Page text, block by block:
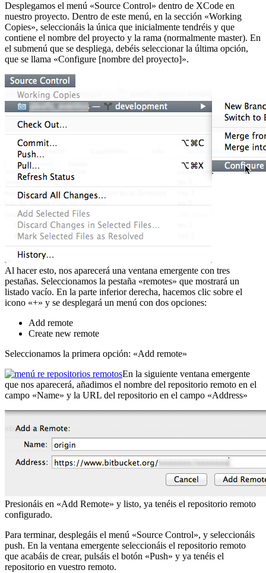
Desplegamos el menú «Source Control» dentro de XCode en
nuestro proyecto. Dentro de este menú, en la sección «Working
Copies», seleccionáis la única que inicialmente tendréis y que
contiene el nombre del proyecto y la rama (normalmente master). En
el submenú que se despliega, debéis seleccionar la última opción,
que se llama «Configure [nombre del proyecto]».
Al hacer esto, nos aparecerá una ventana emergente con tres
pestañas. Seleccionamos la pestaña «remotes» que mostrará un
listado vacío. En la parte inferior derecha, hacemos clic sobre el
icono «+» y se desplegará un menú con dos opciones:
Add remote
Create new remote
Seleccionamos la primera opción: «Add remote»
En la siguiente ventana emergente
que nos aparecerá, añadimos el nombre del repositorio remoto en el
campo «Name» y la URL del repositorio en el campo «Address»
Presionáis en «Add Remote» y listo, ya tenéis el repositorio remoto
configurado.
Para terminar, desplegáis el menú «Source Control», y seleccionáis
push. En la ventana emergente seleccionáis el repositorio remoto
que acabáis de crear, pulsáis el botón «Push» y ya tenéis el
repositorio en vuestro remoto.